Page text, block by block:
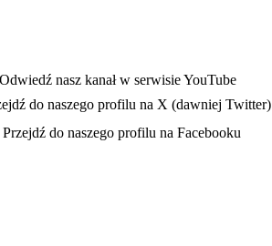
- otwiera się w nowej karcie
Odwiedź nasz kanał w serwisie YouTube
się w nowej karcie
do naszego profilu na X (dawniej Twitter)
- otwiera się w nowej karcie
Przejdź do naszego profilu na Facebooku